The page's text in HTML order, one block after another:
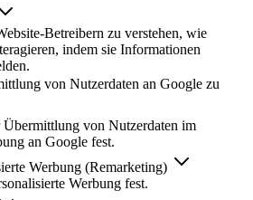
Betreibern zu verstehen, wie
indem sie Informationen
von Nutzerdaten an Google zu
von Nutzerdaten im
an Google fest.
Werbung (Remarketing)
Werbung fest.